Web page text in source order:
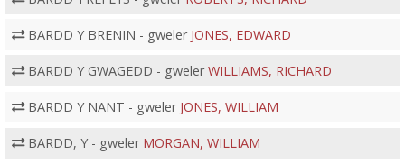
BARDD Y BRENIN - gweler JONES, EDWARD
BARDD Y GWAGEDD - gwelerWILLIAMS, RICHARD
BARDD Y NANT - gweler JONES, WILLIAM
BARDD, Y - gweler MORGAN, WILLIAM